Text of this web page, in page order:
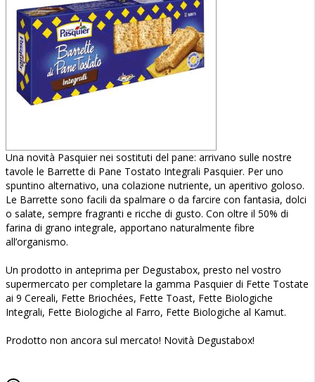
Una novità Pasquier nei sostituti del pane: arrivano sulle nostre
tavole le Barrette di Pane Tostato Integrali Pasquier. Per uno
spuntino alternativo, una colazione nutriente, un aperitivo goloso.
Le Barrette sono facili da spalmare o da farcire con fantasia, dolci
o salate, sempre fragranti e ricche di gusto. Con oltre il 50% di
farina di grano integrale, apportano naturalmente fibre
all’organismo.
Un prodotto in anteprima per Degustabox, presto nel vostro
supermercato per completare la gamma Pasquier di Fette Tostate
ai 9 Cereali, Fette Briochées, Fette Toast, Fette Biologiche
Integrali, Fette Biologiche al Farro, Fette Biologiche al Kamut.
Prodotto non ancora sul mercato! Novità Degustabox!